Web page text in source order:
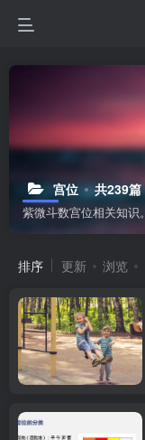
宫位 共239篇
紫微斗数宫位相关知识。
排序 更新 浏览